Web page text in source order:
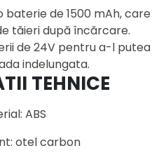
de 1500 mAh, care
tăieri după încărcare.
de 24V pentru a-l putea
indelungata.
TEHNICE
ABS
otel carbon